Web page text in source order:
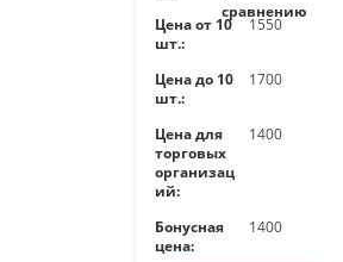
сравнению
Цена от 10
шт.:
1550
Цена до 10
шт.:
1700
Цена для
торговых
организац
ий:
1400
Бонусная
цена:
1400